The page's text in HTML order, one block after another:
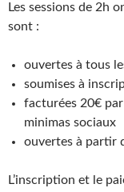
Les sessions de 2h
sont :
ouvertes à tous
soumises à
facturées 20€
minimas sociaux
ouvertes à partir
L’inscription et le